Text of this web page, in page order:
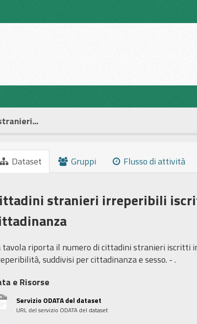
Dataset Gruppi Flusso di attività
stranieri irreperibili
tavola riporta il numero di cittadini stranieri iscritti
suddivisi per cittadinanza e sesso. - .
e Risorse
Servizio ODATA del dataset
URL del servizio ODATA del dataset